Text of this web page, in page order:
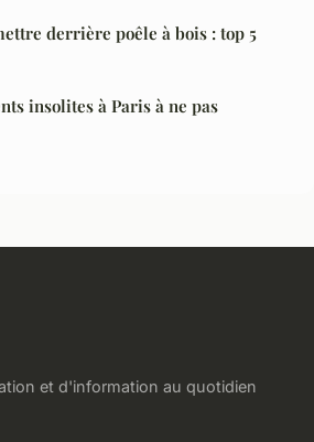
derrière poêle à bois : top 5
insolites à Paris à ne pas
et d'information au quotidien